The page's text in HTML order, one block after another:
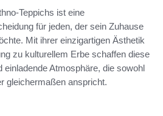
Teppichs ist eine
für jeden, der sein Zuhause
Mit ihrer einzigartigen Ästhetik
zu kulturellem Erbe schaffen diese
einladende Atmosphäre, die sowohl
gleichermaßen anspricht.